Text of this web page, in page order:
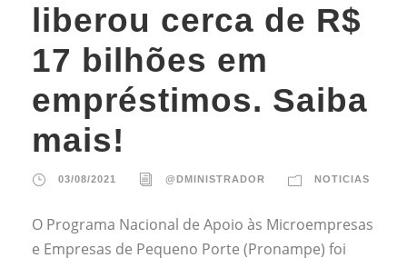
liberou cerca de R$
17 bilhões em
empréstimos. Saiba
mais!
03/08/2021 @DMINISTRADOR NOTICIAS
O Programa Nacional de Apoio às Microempresas
e Empresas de Pequeno Porte (Pronampe) foi